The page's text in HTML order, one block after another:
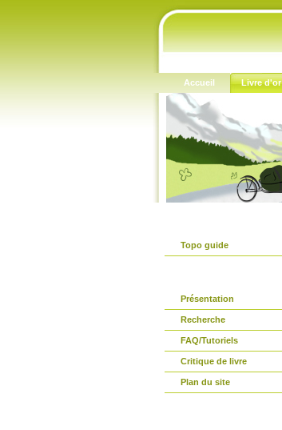
Accueil Livre d'or
Topo guide
Présentation
Recherche
FAQ/Tutoriels
Critique de livre
Plan du site